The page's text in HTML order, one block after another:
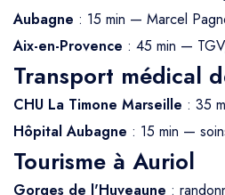
Aubagne : 15 min — Marcel
Aix-en-Provence : 45 min —
Transport médical
CHU La Timone Marseille : 35
Hôpital Aubagne : 15 min —
Tourisme à Auriol
Gorges de l'Huveaune :